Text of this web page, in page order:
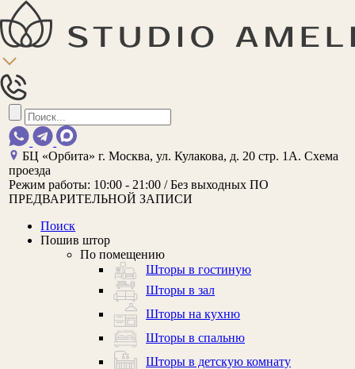
БЦ «Орбита»г. Москва, ул. Кулакова, д. 20 стр. 1А. Схема
проезда
Режим работы: 10:00 - 21:00 / Без выходных ПО
ПРЕДВАРИТЕЛЬНОЙ ЗАПИСИ
Поиск
Пошив штор
По помещению
Шторы в гостиную
Шторы в зал
Шторы на кухню
Шторы в спальню
Шторы в детскую комнату